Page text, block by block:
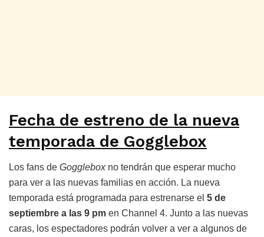
Fecha de estreno de la nueva
temporada de Gogglebox
Los fans de Goggleboxno tendrán que esperar mucho
para ver a las nuevas familias en acción. La nueva
temporada está programada para estrenarse el 5 de
septiembre a las 9 pm en Channel 4. Junto a las nuevas
caras, los espectadores podrán volver a ver a algunos de